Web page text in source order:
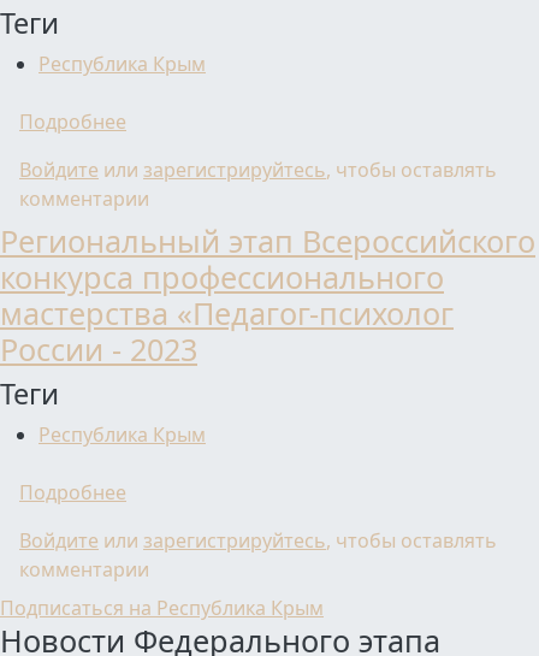
Теги
Республика Крым
Подробнее
Войдите или зарегистрируйтесь, чтобы оставлять
комментарии
Региональный этап Всероссийского
конкурса профессионального
мастерства «Педагог-психолог
России - 2023
Теги
Республика Крым
Подробнее
Войдите или зарегистрируйтесь, чтобы оставлять
комментарии
Подписаться на Республика Крым
Новости Федерального этапа